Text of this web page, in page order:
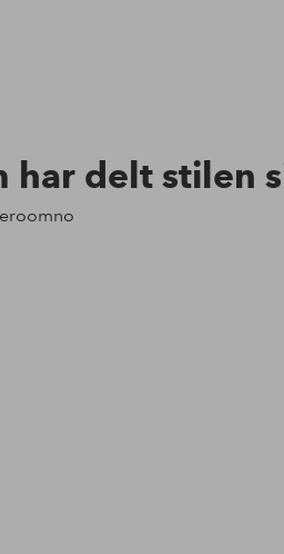
har delt stilen